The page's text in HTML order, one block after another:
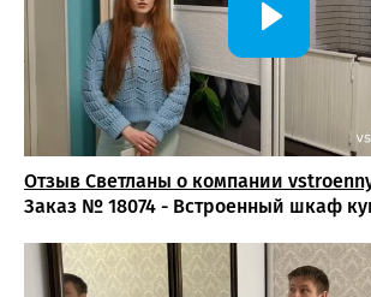
контроль качества и быстрые
Бесплатный замер и
Гарантия на материалы, мебель
Как заказать угловой распашной шкаф
Свяжитесь с консультантом
мессенджер или по телефону — вы
профессиональную консультацию
вариантам конструкции.
Отзыв Светланы о компании vst
Заказ № 18074 - Встроенный шкаф